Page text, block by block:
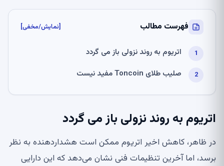
فهرست مطالب [نمایش/مخفی]
اتریوم به روند نزولی باز می گردد
صلیب طلای Toncoin مفید نیست
اتریوم به روند نزولی باز می گردد
در ظاهر، کاهش اخیر اتریوم ممکن است هشداردهنده به نظر
برسد، اما آخرین تنظیمات فنی نشان می‌دهد که این دارایی